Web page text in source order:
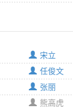
宋立
任俊文
张丽
熊高虎